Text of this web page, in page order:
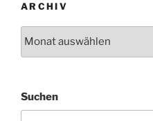
ARCHIV
Suchen